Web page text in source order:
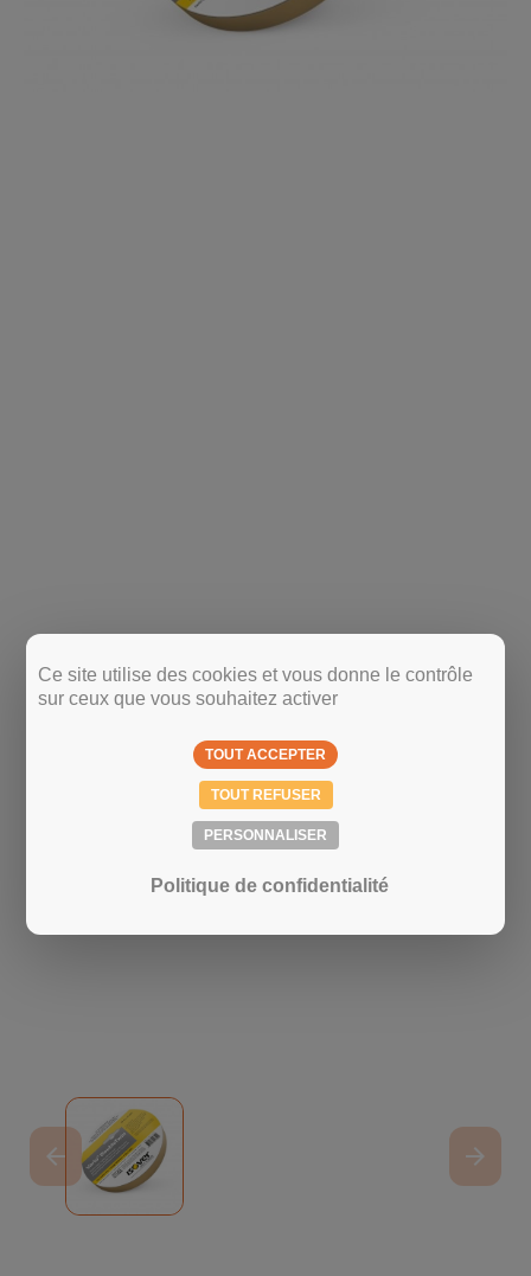
arrow_forward
arrow_back
Ce site utilise des cookies et vous donne le contrôle
sur ceux que vous souhaitez activer
TOUT ACCEPTER
TOUT REFUSER
PERSONNALISER
Politique de confidentialité